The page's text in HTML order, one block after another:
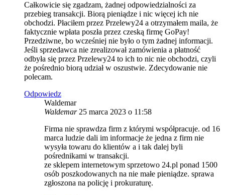
Całkowicie się zgadzam, żadnej odpowiedzialności za
przebieg transakcji. Biorą pieniądze i nic więcej ich nie
obchodzi. Płaciłem przez Przelewy24 a otrzymałem maila, że
faktycznie wpłata poszła przez czeską firmę GoPay!
Przedziwne, bo wcześniej nie było o tym żadnej informacji.
Jeśli sprzedawca nie zrealizował zamówienia a płatność
odbyła się przez Przelewy24 to ich to nic nie obchodzi, czyli
że pośrednio biorą udział w oszustwie. Zdecydowanie nie
polecam.
Odpowiedz
Waldemar
Waldemar 25 marca 2023 o 11:58
Firma nie sprawdza firm z którymi współpracuje. od 16
marca ludzie dali im informacje że jedna z firm nie
wysyła towaru do klientów a i tak dalej byli
pośrednikami w transakcji.
ze sklepem internetowym sprzetowo 24.pl ponad 1500
osób poszkodowanych na nie małe pieniądze. sprawa
zgłoszona na policję i prokuraturę.